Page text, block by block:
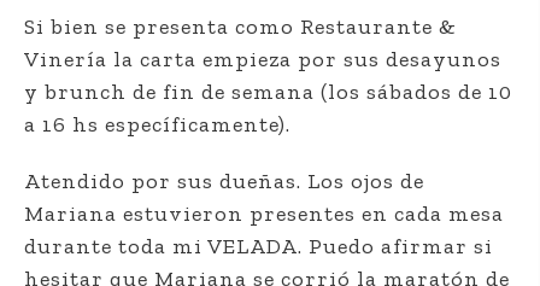
Si bien se presenta como Restaurante &
Vinería la carta empieza por sus desayunos
y brunch de fin de semana (los sábados de 10
a 16 hs específicamente).
Atendido por sus dueñas. Los ojos de
Mariana estuvieron presentes en cada mesa
durante toda mi VELADA. Puedo afirmar si
hesitar que Mariana se corrió la maratón de